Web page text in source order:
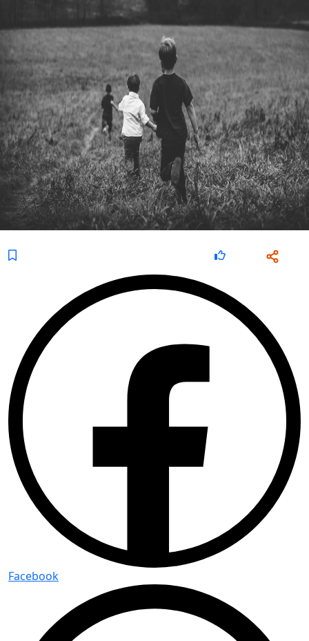
Facebook